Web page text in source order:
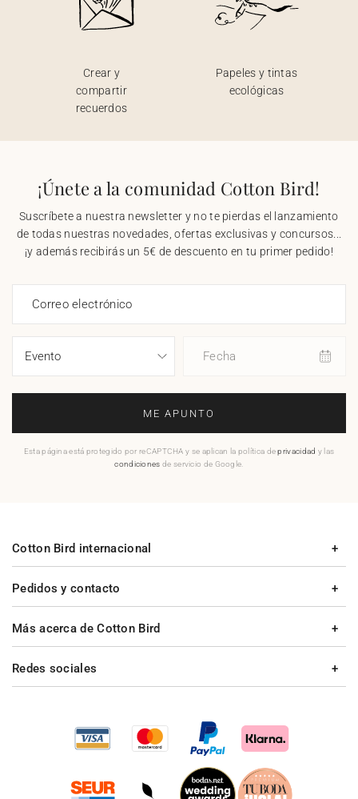
Crear y
compartir
recuerdos
Papeles y tintas
ecológicas
¡Únete a la comunidad Cotton Bird!
Suscríbete a nuestra newsletter y no te pierdas el lanzamiento
de todas nuestras novedades, ofertas exclusivas y concursos...
¡y además recibirás un 5€ de descuento en tu primer pedido!
Correo electrónico
Fecha
ME APUNTO
Esta página está protegido por reCAPTCHA y se aplican la política deprivacidad y las
condiciones de servicio de Google.
Pedidos y contacto
Más acerca de Cotton Bird
Cotton Bird internacional
Redes sociales